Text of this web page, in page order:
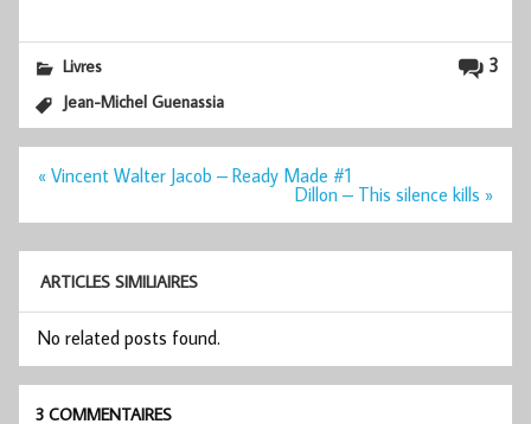
3
Livres
Jean-Michel Guenassia
Navigation
« Vincent Walter Jacob – Ready Made #1
Dillon – This silence kills »
ARTICLES SIMILIAIRES
No related posts found.
3 COMMENTAIRES